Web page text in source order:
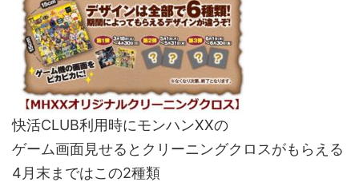
快活CLUB利用時にモンハンXXの
ゲーム画面見せるとクリーニングクロスがもらえる
4月末まではこの2種類